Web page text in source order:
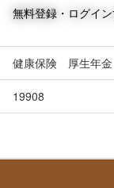
無料登録・ログイ
健康保険 厚生年
19908